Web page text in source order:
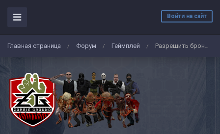
Войти на сайт
Главная страница / Форум / Геймплей / Разрешить броню на карте grand